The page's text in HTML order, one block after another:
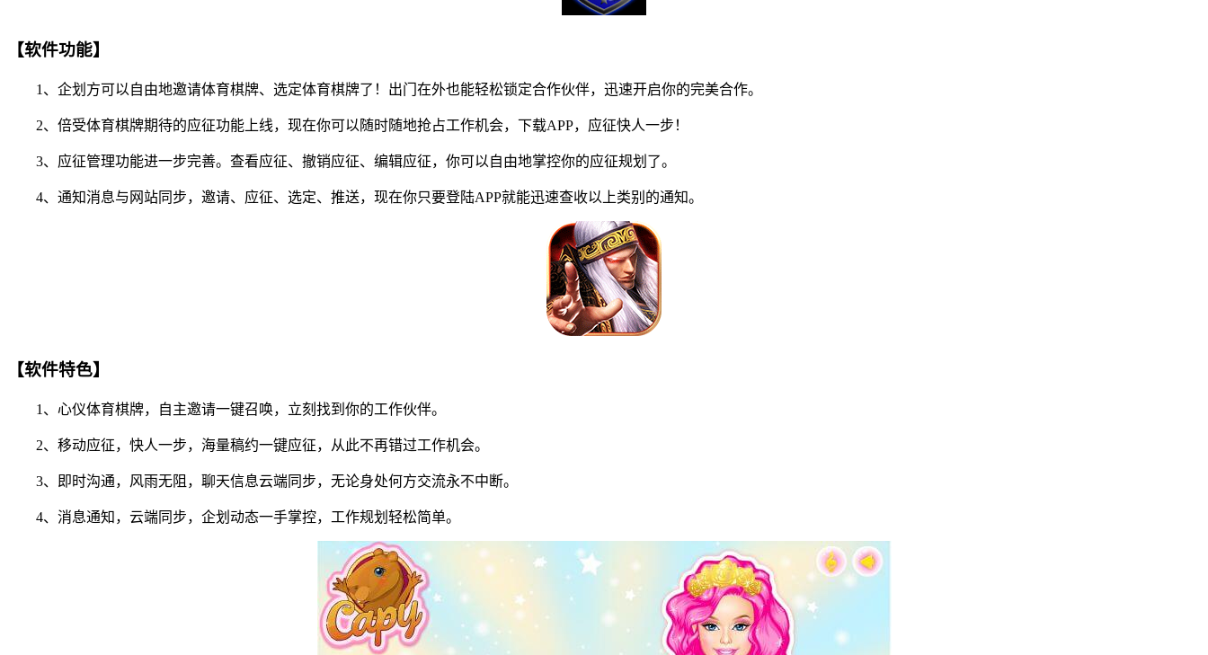
【软件功能】
1、企划方可以自由地邀请体育棋牌、选定体育棋牌了！出门在外也能轻松锁定合作伙伴，迅速开启你的完美合作。
2、倍受体育棋牌期待的应征功能上线，现在你可以随时随地抢占工作机会，下载APP，应征快人一步！
3、应征管理功能进一步完善。查看应征、撤销应征、编辑应征，你可以自由地掌控你的应征规划了。
4、通知消息与网站同步，邀请、应征、选定、推送，现在你只要登陆APP就能迅速查收以上类别的通知。
【软件特色】
1、心仪体育棋牌，自主邀请一键召唤，立刻找到你的工作伙伴。
2、移动应征，快人一步，海量稿约一键应征，从此不再错过工作机会。
3、即时沟通，风雨无阻，聊天信息云端同步，无论身处何方交流永不中断。
4、消息通知，云端同步，企划动态一手掌控，工作规划轻松简单。